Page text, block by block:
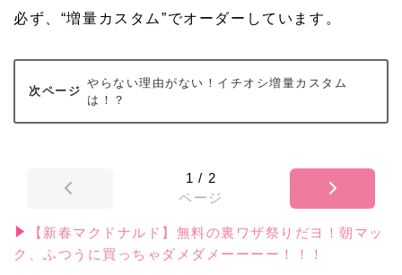
必ず、“増量カスタム”でオーダーしています。
やらない理由がない！イチオシ増量カスタム
は！？
1 / 2
ページ
【新春マクドナルド】無料の裏ワザ祭りだヨ！朝マッ
ク、ふつうに買っちゃダメダメーーーー！！！